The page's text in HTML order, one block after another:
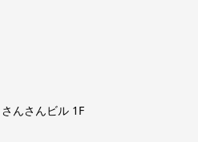
んさんビル 1F